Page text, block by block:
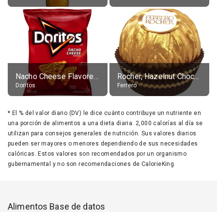
Nacho Cheese Flavored Tortilla Chips
Doritos
Rocher, Hazelnut Chocolate Ball
Ferrero
* El % del valor diario (DV) le dice cuánto contribuye un nutriente en
una porción de alimentos a una dieta diaria. 2,000 calorías al día se
utilizan para consejos generales de nutrición. Sus valores diarios
pueden ser mayores o menores dependiendo de sus necesidades
calóricas. Estos valores son recomendados por un organismo
gubernamental y no son recomendaciones de CalorieKing.
Alimentos Base de datos